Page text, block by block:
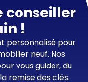
conseiller
!
personnalisé pour
neuf. Nos
vous guider, du
remise des clés.